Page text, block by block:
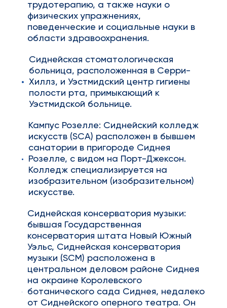
трудотерапию, а также науки о
физических упражнениях,
поведенческие и социальные науки в
области здравоохранения.
Сиднейская стоматологическая
больница, расположенная в Серри-
Хиллз, и Уэстмидский центр гигиены
полости рта, примыкающий к
Уэстмидской больнице.
Кампус Розелле: Сиднейский колледж
искусств (SCA) расположен в бывшем
санатории в пригороде Сиднея
Розелле, с видом на Порт-Джексон.
Колледж специализируется на
изобразительном (изобразительном)
искусстве.
Сиднейская консерватория музыки:
бывшая Государственная
консерватория штата Новый Южный
Уэльс, Сиднейская консерватория
музыки (SCM) расположена в
центральном деловом районе Сиднея
на окраине Королевского
ботанического сада Сиднея, недалеко
от Сиднейского оперного театра. Он